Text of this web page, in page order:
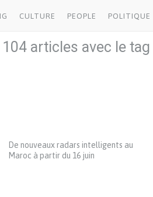
CULTURE PEOPLE POLITIQUE
104 articles avec le tag
De nouveaux radars intelligents au
Maroc à partir du 16 juin